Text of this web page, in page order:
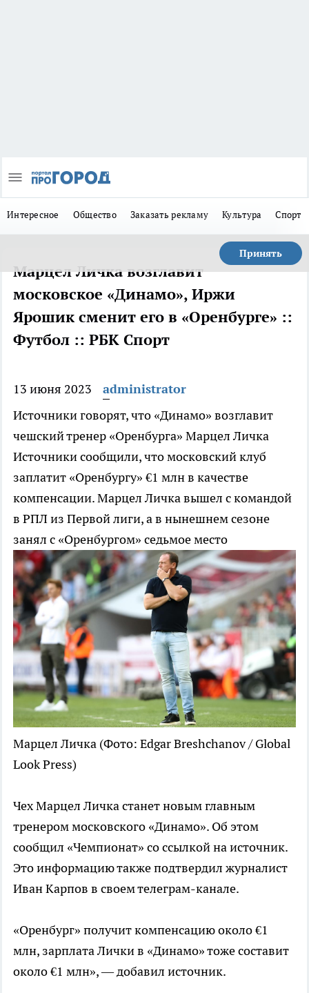
Интересное Общество Заказать рекламу Культура Спорт
Принять
Марцел Личка возглавит
московское «Динамо», Иржи
Ярошик сменит его в «Оренбурге» ::
Футбол :: РБК Спорт
13 июня 2023
administrator
Источники говорят, что «Динамо» возглавит
чешский тренер «Оренбурга» Марцел Личка
Источники сообщили, что московский клуб
заплатит «Оренбургу» €1 млн в качестве
компенсации. Марцел Личка вышел с командой
в РПЛ из Первой лиги, а в нынешнем сезоне
занял с «Оренбургом» седьмое место
Марцел Личка (Фото: Edgar Breshchanov / Global
Look Press)
Чех Марцел Личка станет новым главным
тренером московского «Динамо». Об этом
сообщил «Чемпионат» со ссылкой на источник.
Это информацию также подтвердил журналист
Иван Карпов в своем телеграм-канале.
«Оренбург» получит компенсацию около €1
млн, зарплата Лички в «Динамо» тоже составит
около €1 млн», — добавил источник.